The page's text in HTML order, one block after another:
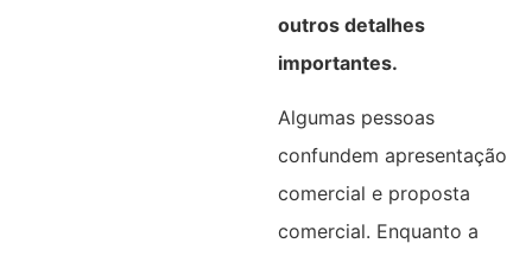
outros detalhes
importantes.
Algumas pessoas
confundem apresentação
comercial e proposta
comercial. Enquanto a